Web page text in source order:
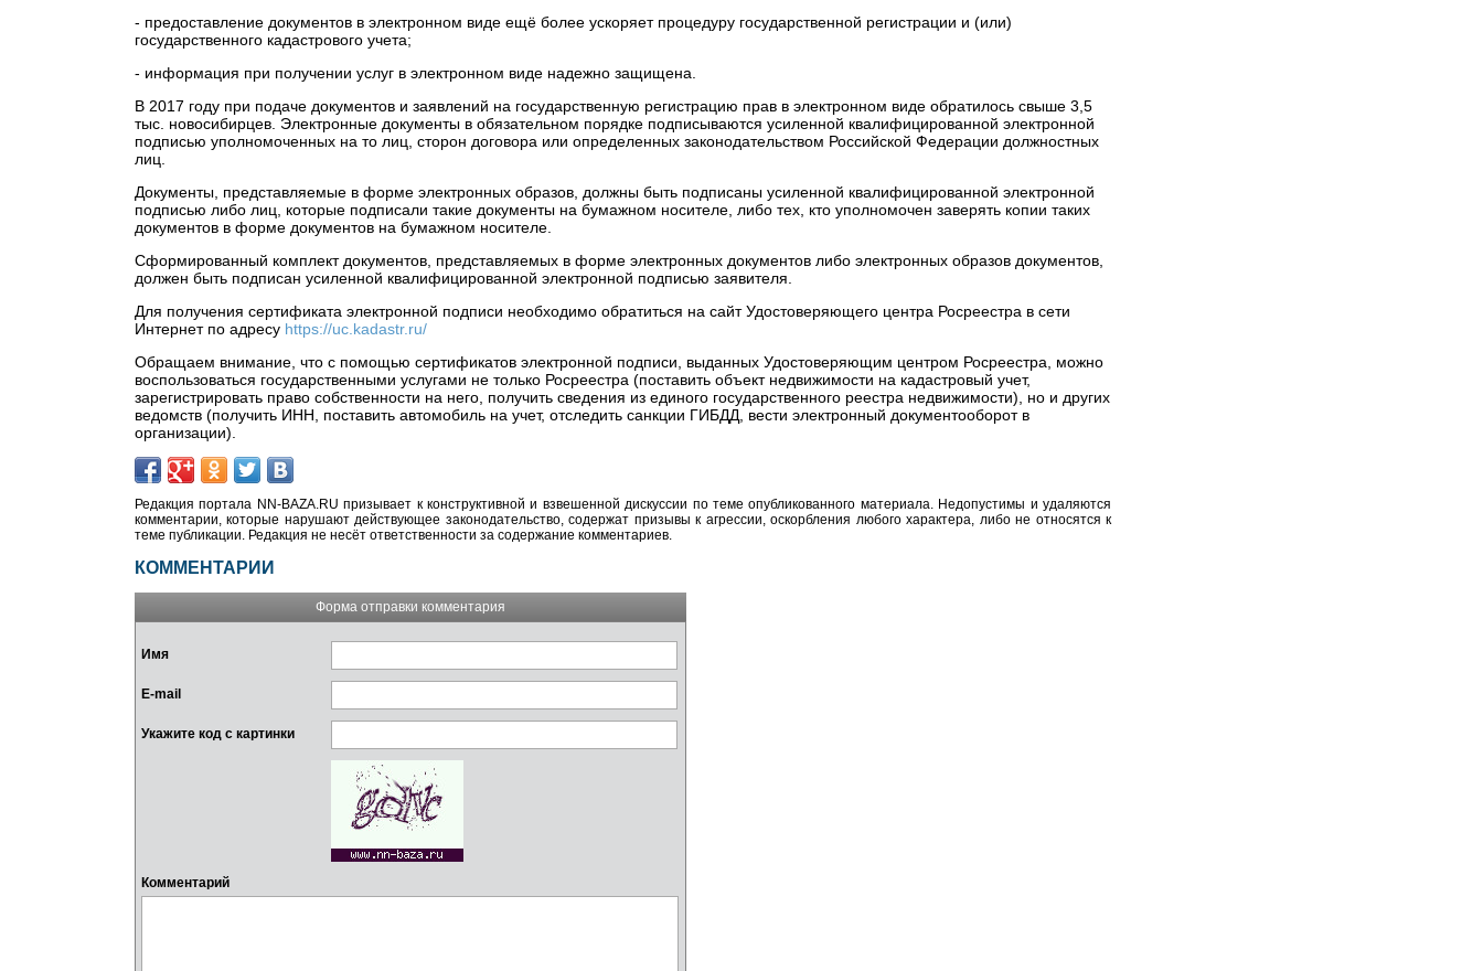
- предоставление документов в электронном виде ещё более ускоряет процедуру государственной регистрации и (или)
государственного кадастрового учета;
- информация при получении услуг в электронном виде надежно защищена.
В 2017 году при подаче документов и заявлений на государственную регистрацию прав в электронном виде обратилось свыше 3,5
тыс. новосибирцев. Электронные документы в обязательном порядке подписываются усиленной квалифицированной электронной
подписью уполномоченных на то лиц, сторон договора или определенных законодательством Российской Федерации должностных
лиц.
Документы, представляемые в форме электронных образов, должны быть подписаны усиленной квалифицированной электронной
подписью либо лиц, которые подписали такие документы на бумажном носителе, либо тех, кто уполномочен заверять копии таких
документов в форме документов на бумажном носителе.
Сформированный комплект документов, представляемых в форме электронных документов либо электронных образов документов,
должен быть подписан усиленной квалифицированной электронной подписью заявителя.
Для получения сертификата электронной подписи необходимо обратиться на сайт Удостоверяющего центра Росреестра в сети
Интернет по адресу https://uc.kadastr.ru/
Обращаем внимание, что с помощью сертификатов электронной подписи, выданных Удостоверяющим центром Росреестра, можно
воспользоваться государственными услугами не только Росреестра (поставить объект недвижимости на кадастровый учет,
зарегистрировать право собственности на него, получить сведения из единого государственного реестра недвижимости), но и других
ведомств (получить ИНН, поставить автомобиль на учет, отследить санкции ГИБДД, вести электронный документооборот в
организации).
Редакция портала NN-BAZA.RU призывает к конструктивной и взвешенной дискуссии по теме опубликованного материала. Недопустимы и удаляются
комментарии, которые нарушают действующее законодательство, содержат призывы к агрессии, оскорбления любого характера, либо не относятся к
теме публикации. Редакция не несёт ответственности за содержание комментариев.
КОММЕНТАРИИ
Форма отправки комментария
Имя
E-mail
Укажите код с картинки
Комментарий